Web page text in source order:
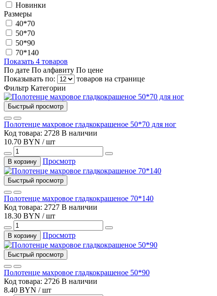
Новинки
Размеры
40*70
50*70
50*90
70*140
Показать 4 товаров
По дате По алфавиту По цене
Показывать по:
товаров на странице
Фильтр Категории
Быстрый просмотр
Полотенце махровое гладкокрашеное 50*70 для ног
Код товара: 2728 В наличии
10.70 BYN / шт
В корзину Просмотр
Быстрый просмотр
Полотенце махровое гладкокрашеное 70*140
Код товара: 2727 В наличии
18.30 BYN / шт
В корзину Просмотр
Быстрый просмотр
Полотенце махровое гладкокрашеное 50*90
Код товара: 2726 В наличии
8.40 BYN / шт